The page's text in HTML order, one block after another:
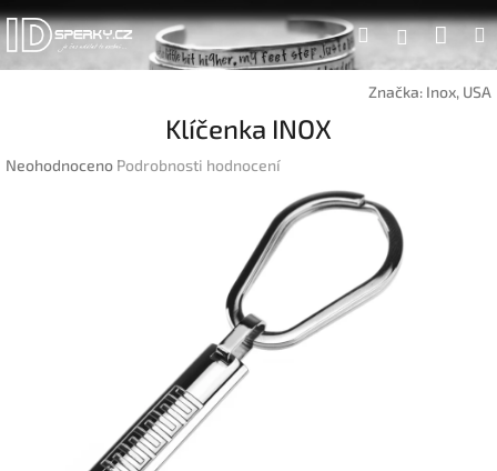
Přejít
na
obsah
Hledat
Značka: Inox, USA
Klíčenka INOX
Průměrné
Neohodnoceno Podrobnosti hodnocení